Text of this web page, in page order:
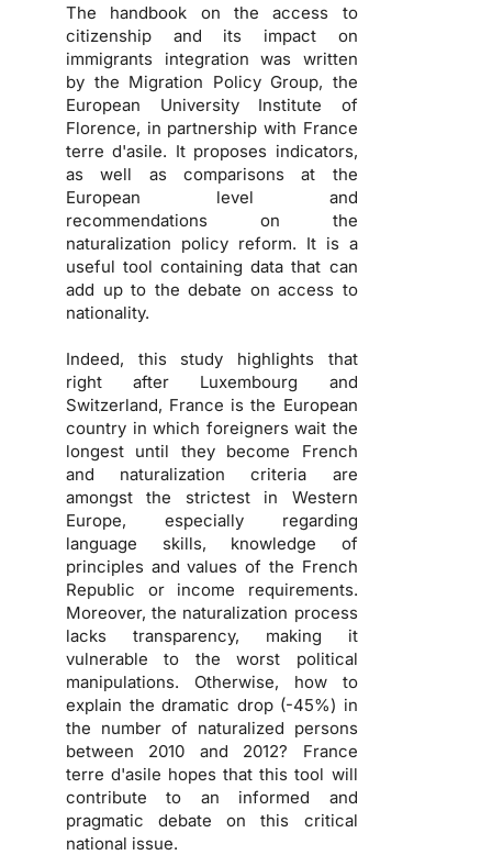
The handbook on the access to
citizenship and its impact on
immigrants integration was written
by the Migration Policy Group, the
European University Institute of
Florence, in partnership with France
terre d'asile. It proposes indicators,
as well as comparisons at the
European level and
recommendations on the
naturalization policy reform. It is a
useful tool containing data that can
add up to the debate on access to
nationality.
Indeed, this study highlights that
right after Luxembourg and
Switzerland, France is the European
country in which foreigners wait the
longest until they become French
and naturalization criteria are
amongst the strictest in Western
Europe, especially regarding
language skills, knowledge of
principles and values of the French
Republic or income requirements.
Moreover, the naturalization process
lacks transparency, making it
vulnerable to the worst political
manipulations. Otherwise, how to
explain the dramatic drop (-45%) in
the number of naturalized persons
between 2010 and 2012? France
terre d'asile hopes that this tool will
contribute to an informed and
pragmatic debate on this critical
national issue.